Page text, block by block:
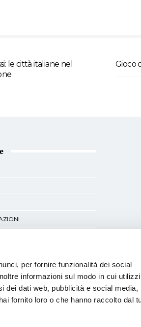
per fornire funzionalità dei social
informazioni sul modo in cui
dei dati web, pubblicità e social media,
fornito loro o che hanno raccolto dal
le città italiane nel
Gioco
CHI SIAMO